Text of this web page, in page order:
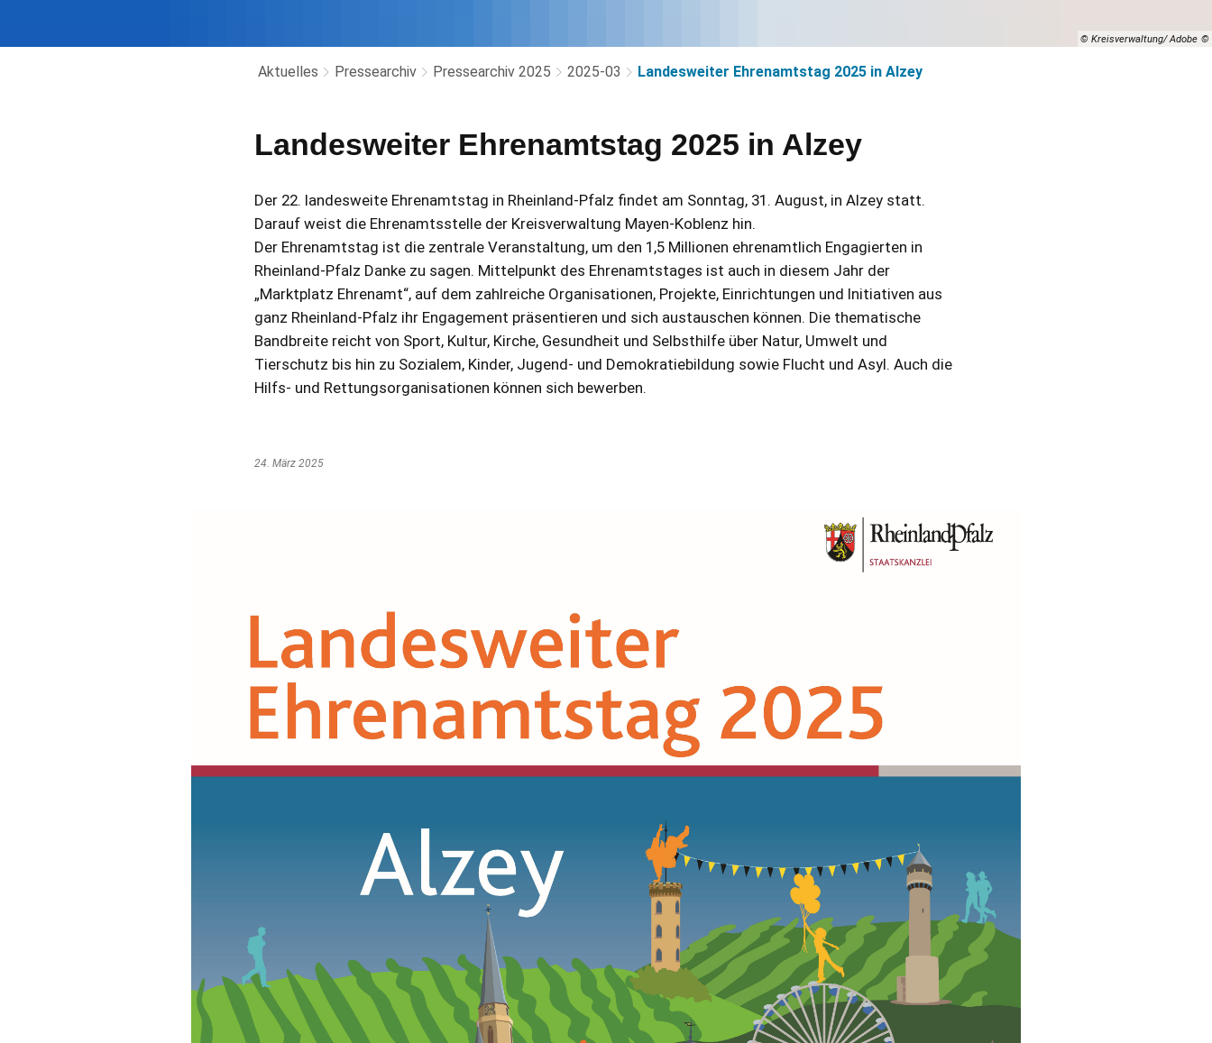
© Kreisverwaltung/ Adobe
Aktuelles Pressearchiv Pressearchiv 2025 2025-03 Landesweiter Ehrenamtstag 2025 in Alzey
Landesweiter Ehrenamtstag 2025 in Alzey
Der 22. landesweite Ehrenamtstag in Rheinland-Pfalz findet am Sonntag, 31. August, in Alzey statt.
Darauf weist die Ehrenamtsstelle der Kreisverwaltung Mayen-Koblenz hin.
Der Ehrenamtstag ist die zentrale Veranstaltung, um den 1,5 Millionen ehrenamtlich Engagierten in
Rheinland-Pfalz Danke zu sagen. Mittelpunkt des Ehrenamtstages ist auch in diesem Jahr der
„Marktplatz Ehrenamt“, auf dem zahlreiche Organisationen, Projekte, Einrichtungen und Initiativen aus
ganz Rheinland-Pfalz ihr Engagement präsentieren und sich austauschen können. Die thematische
Bandbreite reicht von Sport, Kultur, Kirche, Gesundheit und Selbsthilfe über Natur, Umwelt und
Tierschutz bis hin zu Sozialem, Kinder, Jugend- und Demokratiebildung sowie Flucht und Asyl. Auch die
Hilfs- und Rettungsorganisationen können sich bewerben.
24. März 2025